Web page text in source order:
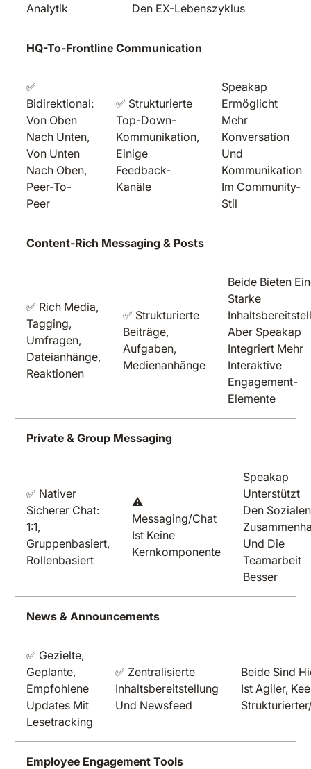
Analytik
Den EX-Lebenszyklus
HQ-To-Frontline Communication
✅
Bidirektional:
Von Oben
Nach Unten,
Von Unten
Nach Oben,
Peer-To-
Peer
✅ Strukturierte
Top-Down-
Kommunikation,
Einige
Feedback-
Kanäle
Speakap
Ermöglicht
Mehr
Konversation
Und
Kommunikation
Im Community-
Stil
Content-Rich Messaging & Posts
✅ Rich Media,
Tagging,
Umfragen,
Dateianhänge,
Reaktionen
✅ Strukturierte
Beiträge,
Aufgaben,
Medienanhänge
Beide Bieten
Starke
Aber Speakap
Integriert Mehr
Interaktive
Engagement-
Elemente
Private & Group Messaging
✅ Nativer
Sicherer Chat:
1:1,
Gruppenbasiert,
Rollenbasiert
⚠️
Messaging/Chat
Ist Keine
Kernkomponente
Speakap
Unterstützt
Den Sozialen
Und Die
Teamarbeit
Besser
News & Announcements
✅ Gezielte,
Geplante,
Empfohlene
Updates Mit
Lesetracking
✅ Zentralisierte
Inhaltsbereitstellung
Und Newsfeed
Beide Sind
Ist Agiler,
Employee Engagement Tools